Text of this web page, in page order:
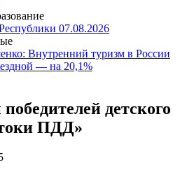
07.08.2026
Внутренний туризм в России
— на 20,1%
детского
ПДД»